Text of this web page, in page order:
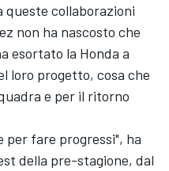
queste collaborazioni
non ha nascosto che
esortato la Honda a
loro progetto, cosa che
e per il ritorno
per fare progressi", ha
della pre-stagione, dal